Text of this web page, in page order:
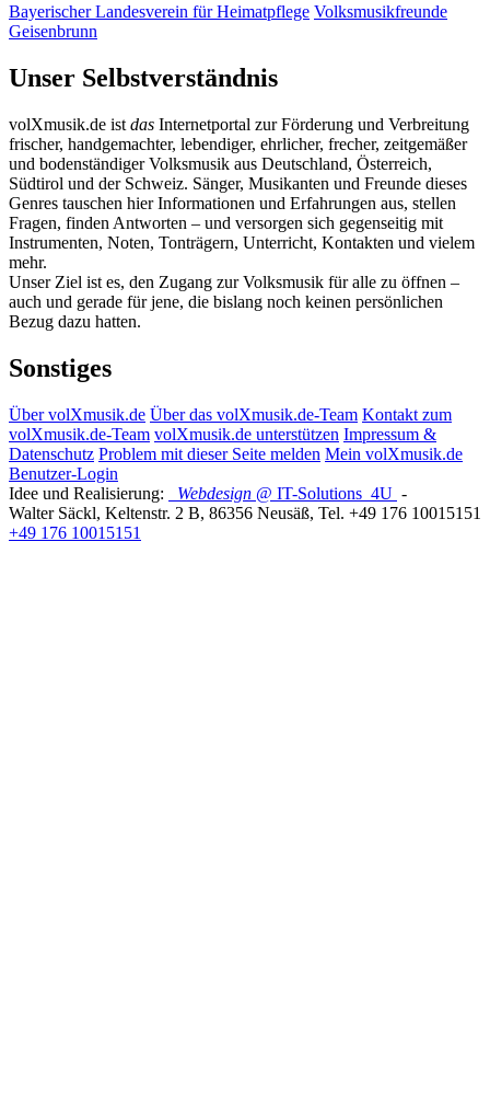
Bayerischer Landesverein für Heimatpflege Volksmusikfreunde
Geisenbrunn
Unser Selbstverständnis
volXmusik.de ist das Internetportal zur Förderung und Verbreitung
frischer, handgemachter, lebendiger, ehrlicher, frecher, zeitgemäßer
und bodenständiger Volksmusik aus Deutschland, Österreich,
Südtirol und der Schweiz. Sänger, Musikanten und Freunde dieses
Genres tauschen hier Informationen und Erfahrungen aus, stellen
Fragen, finden Antworten – und versorgen sich gegenseitig mit
Instrumenten, Noten, Tonträgern, Unterricht, Kontakten und vielem
mehr.
Unser Ziel ist es, den Zugang zur Volksmusik für alle zu öffnen –
auch und gerade für jene, die bislang noch keinen persönlichen
Bezug dazu hatten.
Sonstiges
Über volXmusik.de Über das volXmusik.de-Team Kontakt zum
volXmusik.de-Team volXmusik.de unterstützen Impressum &
Datenschutz Problem mit dieser Seite melden Mein volXmusik.de
Benutzer-Login
Idee und Realisierung:
Webdesign @ IT-Solutions 4U -
Walter Säckl, Keltenstr. 2 B, 86356 Neusäß, Tel. +49 176 10015151
+49 176 10015151